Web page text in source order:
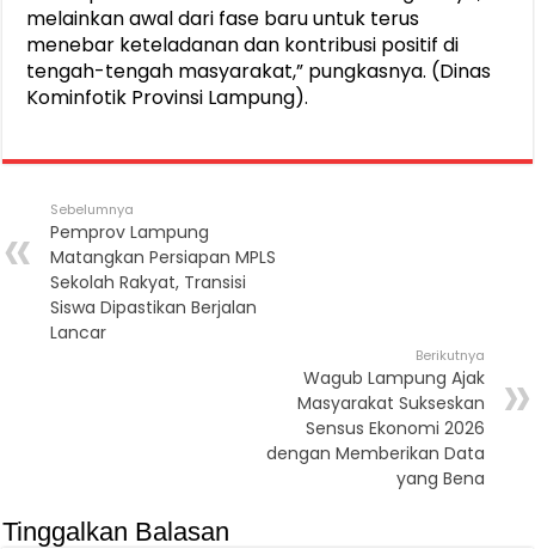
melainkan awal dari fase baru untuk terus
menebar keteladanan dan kontribusi positif di
tengah-tengah masyarakat,” pungkasnya. (Dinas
Kominfotik Provinsi Lampung).
Sebelumnya
Pemprov Lampung
Matangkan Persiapan MPLS
Sekolah Rakyat, Transisi
Siswa Dipastikan Berjalan
Lancar
Berikutnya
Wagub Lampung Ajak
Masyarakat Sukseskan
Sensus Ekonomi 2026
dengan Memberikan Data
yang Bena
Tinggalkan Balasan